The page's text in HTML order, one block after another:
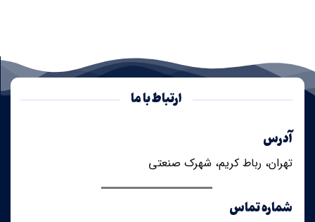
ارتباط با ما
آدرس
تهران، رباط کریم، شهرک صنعتی
شماره تماس